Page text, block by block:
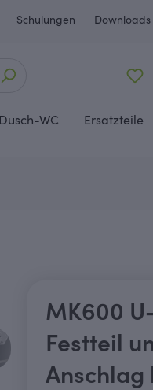
Schulungen Downloads
Dusch-WC Ersatzteile
MK600
Festteil
Anschlag